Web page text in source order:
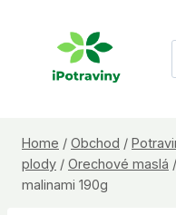
Home / Obchod /
plody / Orechové maslá /
malinami 190g